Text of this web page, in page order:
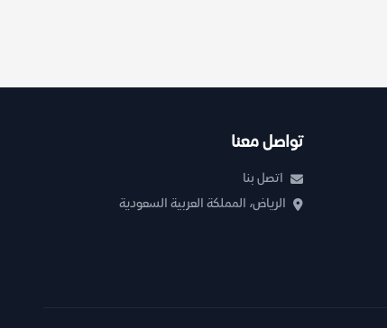
تواصل معنا
اتصل بنا
الرياض، المملكة العربية السعودية